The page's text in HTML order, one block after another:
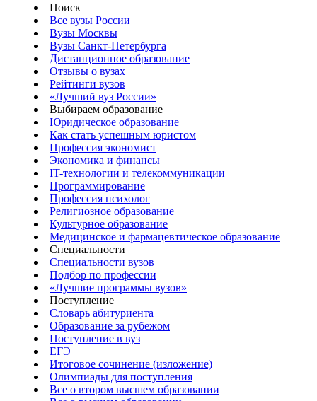
Поиск
Все вузы России
Вузы Москвы
Вузы Санкт-Петербурга
Дистанционное образование
Отзывы о вузах
Рейтинги вузов
«Лучший вуз России»
Выбираем образование
Юридическое образование
Как стать успешным юристом
Профессия экономист
Экономика и финансы
IT-технологии и телекоммуникации
Программирование
Профессия психолог
Религиозное образование
Культурное образование
Медицинское и фармацевтическое образование
Специальности
Специальности вузов
Подбор по профессии
«Лучшие программы вузов»
Поступление
Словарь абитуриента
Образование за рубежом
Поступление в вуз
ЕГЭ
Итоговое сочинение (изложение)
Олимпиады для поступления
Все о втором высшем образовании